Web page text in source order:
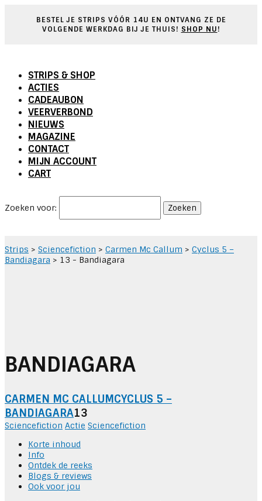
BESTEL JE STRIPS VÓÓR 14U EN ONTVANG ZE DE
VOLGENDE WERKDAG BIJ JE THUIS! SHOP NU!
STRIPS & SHOP
ACTIES
CADEAUBON
VEERVERBOND
NIEUWS
MAGAZINE
CONTACT
MIJN ACCOUNT
CART
Zoeken voor:
Strips > Sciencefiction > Carmen Mc Callum > Cyclus 5 –
Bandiagara > 13 - Bandiagara
BANDIAGARA
CARMEN MC CALLUMCYCLUS 5 –
BANDIAGARA13
Sciencefiction Actie Sciencefiction
Korte inhoud
Info
Ontdek de reeks
Blogs & reviews
Ook voor jou